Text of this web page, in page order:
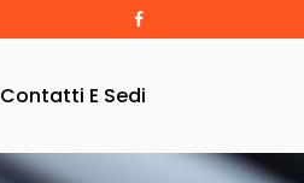
Contatti E Sedi